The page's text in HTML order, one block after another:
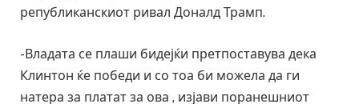
републиканскиот ривал Доналд Трамп.
-Владата се плаши бидејќи претпоставува дека
Клинтон ќе победи и со тоа би можела да ги
натера за платат за ова , изјави поранешниот